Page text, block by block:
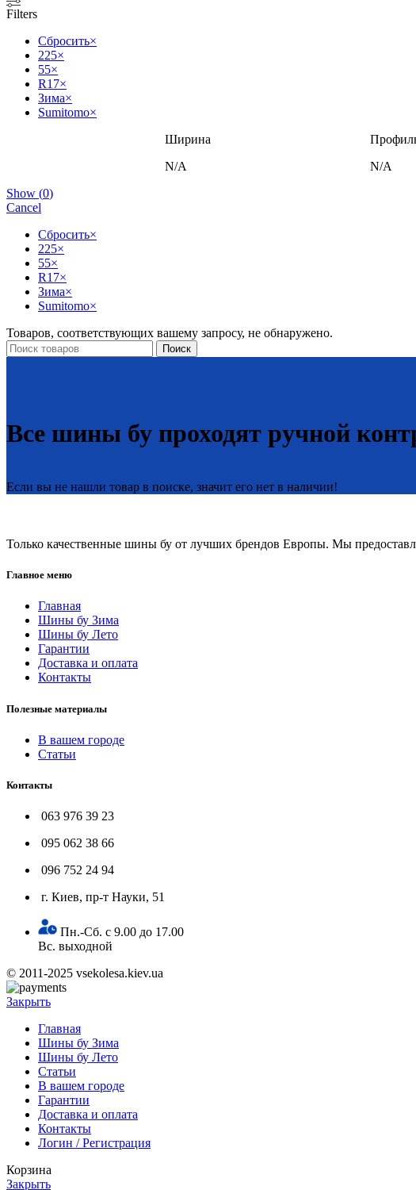
Filters
Сбросить×
225×
55×
R17×
Зима×
Sumitomo×
Ширина
N/A
N/A
Show (0)
Cancel
Сбросить×
225×
55×
R17×
Зима×
Sumitomo×
Товаров, соответствующих вашему запросу, не обнаружено.
Поиск
Все шины бу проходят ручной
Если вы не нашли товар в поиске, значит его нет в наличии!
Только качественные шины бу от лучших брендов Европы. Мы
Главное меню
Главная
Шины бу Зима
Шины бу Лето
Гарантии
Доставка и оплата
Контакты
Полезные материалы
В вашем городе
Статьи
Контакты
063 976 39 23
095 062 38 66
096 752 24 94
г. Киев, пр-т Науки, 51
Пн.-Сб. с 9.00 до 17.00
Вс. выходной
© 2011-2025 vsekolesa.kiev.ua
Закрыть
Главная
Шины бу Зима
Шины бу Лето
Статьи
В вашем городе
Гарантии
Доставка и оплата
Контакты
Логин / Регистрация
Корзина
Закрыть